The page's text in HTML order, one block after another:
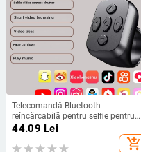
Telecomandă Bluetooth
reîncărcabilă pentru selfie pentru
smartphoneuri — G7, Bluetooth 5.3,
44.09 Lei
add_shopping_cart